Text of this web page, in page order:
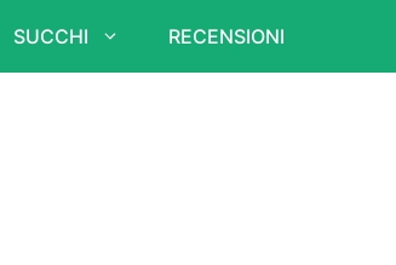
SUCCHI RECENSIONI